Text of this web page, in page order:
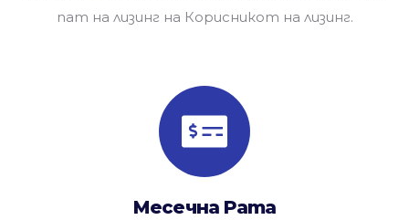
пат на лизинг на Корисникот на лизинг.
Месечна Рата